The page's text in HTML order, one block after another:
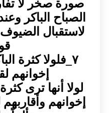
صورة صخر لا
الصباح الباكر
لاستقبال الضيوف
٧_فلولا كثرة
إخوانهم
لولا أنها ترى
إخوانهم